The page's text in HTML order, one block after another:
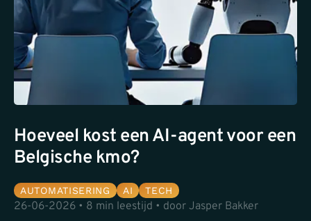
Hoeveel kost een AI-agent voor een
Belgische kmo?
AUTOMATISERING AI TECH
26-06-2026 • 8 min leestijd • door Jasper Bakker